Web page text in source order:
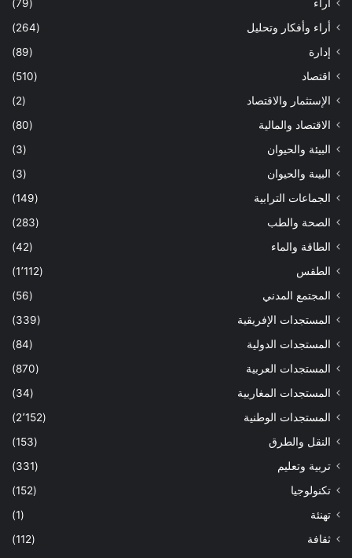
أراء
(79)
أراء وأفكار وتحليل
(264)
إدارة
(89)
اقتصاد
(510)
الإستثمار والاقتصاد
(2)
الاقتصاد والمالية
(80)
البيئة والحيوان
(3)
البيىة والحيوان
(3)
الجماعات الترابية
(149)
الصحة والطب
(283)
الطاقة والماء
(42)
الطقس
(1٬112)
المجتمع المدني
(56)
المستجدات الإفريقية
(339)
المستجدات الدولية
(84)
المستجدات العربية
(870)
المستجدات المغاربية
(34)
المستجدات الوطنية
(2٬152)
النقل والطرق
(153)
تربية وتعليم
(331)
تكنولوجيا
(152)
تهنئة
(1)
ثقافة
(112)